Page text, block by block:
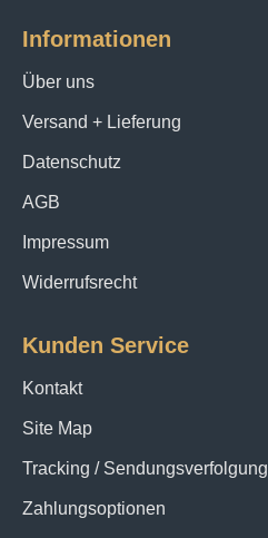
Informationen
Über uns
Versand + Lieferung
Datenschutz
AGB
Impressum
Widerrufsrecht
Kunden Service
Kontakt
Site Map
Tracking / Sendungsverfolgung
Zahlungsoptionen